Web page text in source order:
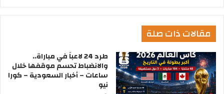
مقالات ذات صلة
طرد 24 لاعباً في مباراة..
والانضباط تحسم موقفها خلال
ساعات – أخبار السعودية – كورا
نيو